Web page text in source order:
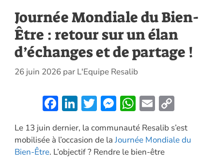
Journée Mondiale du Bien-
Être : retour sur un élan
d’échanges et de partage !
26 juin 2026 par L'Equipe Resalib
F
e
b
Li
k
e
T
itt
er
M
se
n
W
h
at
s
E
ai
l
p
y
Le 13 juin dernier, la communauté Resalib s’est
mobilisée à l’occasion de laJournée Mondiale du
Bien-Être. L’objectif ? Rendre le bien-être